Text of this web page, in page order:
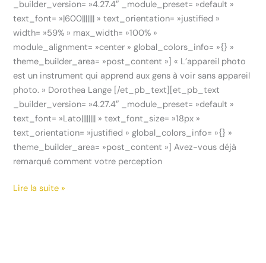
_builder_version= »4.27.4″ _module_preset= »default »
text_font= »|600||||||| » text_orientation= »justified »
width= »59% » max_width= »100% »
module_alignment= »center » global_colors_info= »{} »
theme_builder_area= »post_content »] « L’appareil photo
est un instrument qui apprend aux gens à voir sans appareil
photo. » Dorothea Lange [/et_pb_text][et_pb_text
_builder_version= »4.27.4″ _module_preset= »default »
text_font= »Lato|||||||| » text_font_size= »18px »
text_orientation= »justified » global_colors_info= »{} »
theme_builder_area= »post_content »] Avez-vous déjà
remarqué comment votre perception
Lire la suite »